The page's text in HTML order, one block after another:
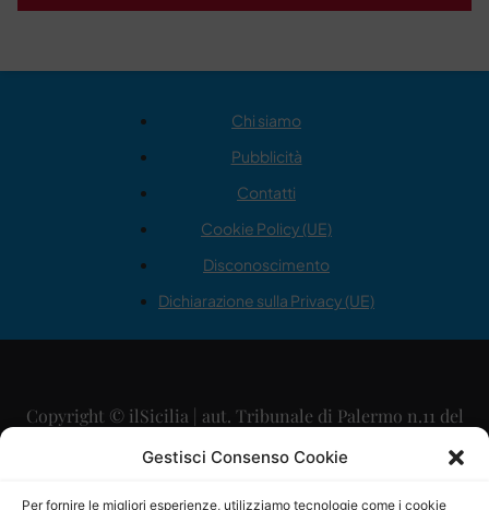
Gestisci Consenso Cookie
Per fornire le migliori esperienze, utilizziamo tecnologie come i cookie
Chi siamo
Pubblicità
Contatti
Cookie Policy (UE)
Disconoscimento
Dichiarazione sulla Privacy (UE)
Copyright © ilSicilia | aut. Tribunale di Palermo n.11 del
29/09/2015